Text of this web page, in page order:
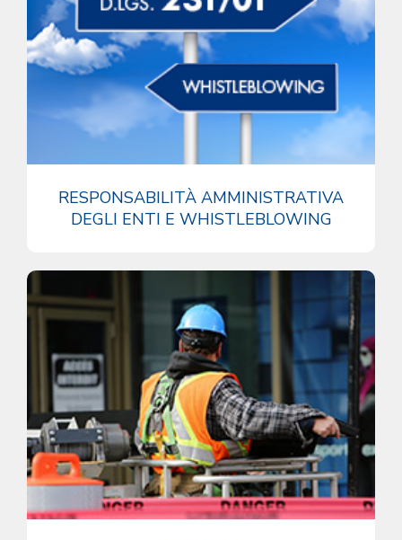
RESPONSABILITÀ AMMINISTRATIVA
DEGLI ENTI E WHISTLEBLOWING